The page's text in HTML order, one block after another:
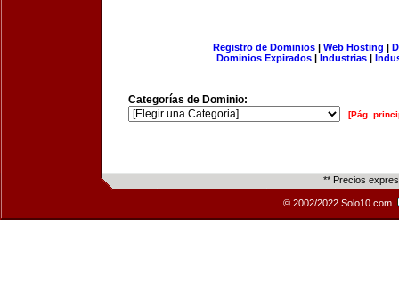
Registro de Dominios| Web Hosting |
Dominios Expirados | Industrias |
Categorías de Dominio:
[Pág.
** Precios
© 2002/2022 Solo10.com